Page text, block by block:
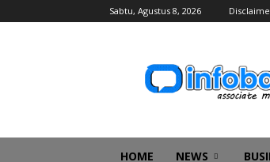
Sabtu, Agustus 8, 2026
HOME NEWS